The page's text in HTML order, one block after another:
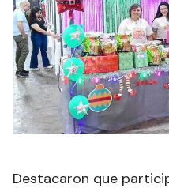
Destacaron que